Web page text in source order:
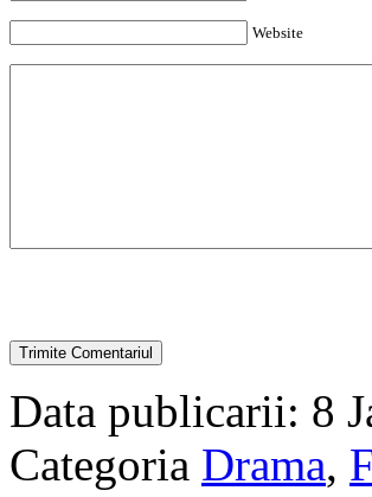
Website
Data publicarii: 8
Categoria Drama,